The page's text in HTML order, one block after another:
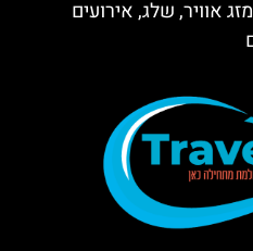
אוויר, שלג, אירועים